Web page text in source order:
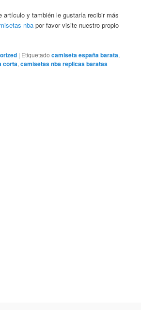
artículo y también le gustaría recibir más
nba por favor visite nuestro propio
| Etiquetado camiseta españa barata,
corta,camisetas nba replicas baratas